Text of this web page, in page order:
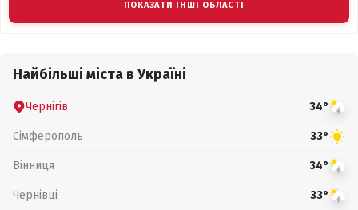
ПОКАЗАТИ ІНШІ ОБЛАСТІ
Найбільші міста в Україні
Чернігів 34°
Сімферополь 33°
Вінниця 34°
Чернівці 33°